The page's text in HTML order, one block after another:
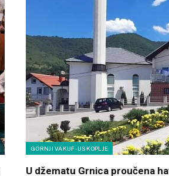
GORNJI VAKUF-USKOPLJE
U džematu Grnica proučena